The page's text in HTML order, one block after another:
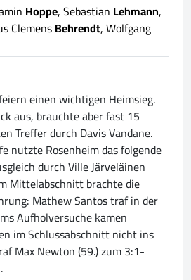
Hoppe, Sebastian Lehmann,
ClemensBehrendt, Wolfgang
einen wichtigen Heimsieg.
aus, brauchte aber fast 15
Treffer durch Davis Vandane.
nutzte Rosenheim das folgende
durch Ville Järveläinen
Mittelabschnitt brachte die
Mathew Santos traf in der
Aufholversuche kamen
im Schlussabschnitt nicht ins
Max Newton (59.) zum 3:1-